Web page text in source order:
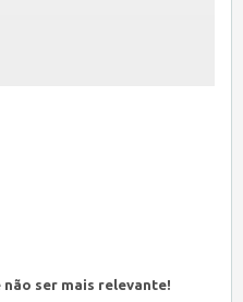
ser mais relevante!